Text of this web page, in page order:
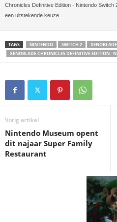
Chronicles Definitive Edition - Nintendo Switch
een uitstekende keuze.
TAGS NINTENDO SWITCH 2
XENOBLADE CHRONICLES DEFINITIVE EDITION -
Vorig artikel
Nintendo Museum opent
dit najaar Super Family
Restaurant